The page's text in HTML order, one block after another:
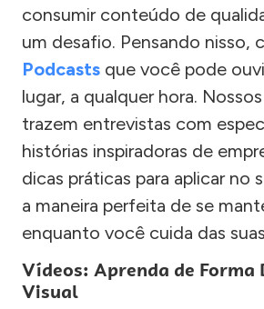
consumir conteúdo de
um desafio. Pensando nisso,
Podcasts que você pode
lugar, a qualquer hora.
trazem entrevistas com
histórias inspiradoras de
dicas práticas para aplicar no
a maneira perfeita de se
enquanto você cuida das
Vídeos: Aprenda de Forma
Visual